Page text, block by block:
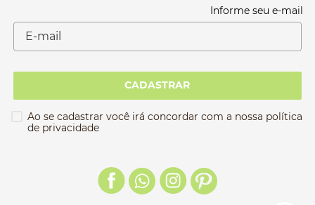
Informe seu e-mail
CADASTRAR
Ao se cadastrar você irá concordar com a nossa política
de privacidade